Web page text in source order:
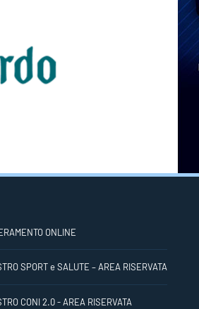
ONLINE
SPORT e SALUTE – AREA RISERVATA
CONI 2.0 - AREA RISERVATA